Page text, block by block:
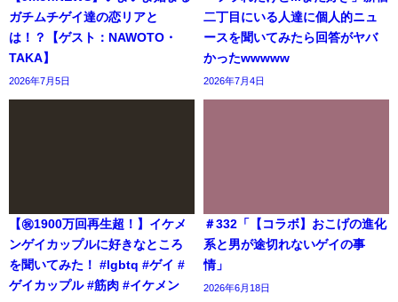
ガチムチゲイ達の恋リアと
は！？【ゲスト：NAWOTO・
TAKA】
2026年7月5日
二丁目にいる人達に個人的ニュ
ースを聞いてみたら回答がヤバ
かったwwwww
2026年7月4日
【㊗️1900万回再生超！】イケメ
ンゲイカップルに好きなところ
を聞いてみた！ #lgbtq #ゲイ #
ゲイカップル #筋肉 #イケメン
＃332「【コラボ】おこげの進化
系と男が途切れないゲイの事
情」
2026年6月18日